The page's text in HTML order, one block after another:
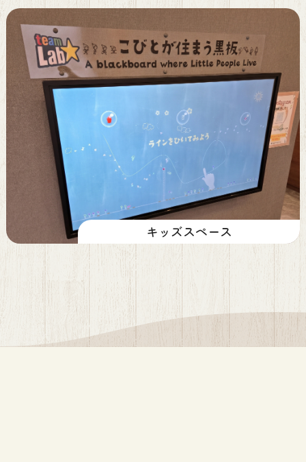
キッズスペース